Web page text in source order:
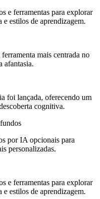
e ferramentas para explorar
estilos de aprendizagem.
mais centrada no
afantasia.
foi lançada, oferecendo um
cognitiva.
por IA opcionais para
personalizadas.
e ferramentas para explorar
estilos de aprendizagem.